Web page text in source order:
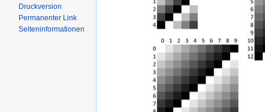
Druckversion
Permanenter Link
Seiteninformationen